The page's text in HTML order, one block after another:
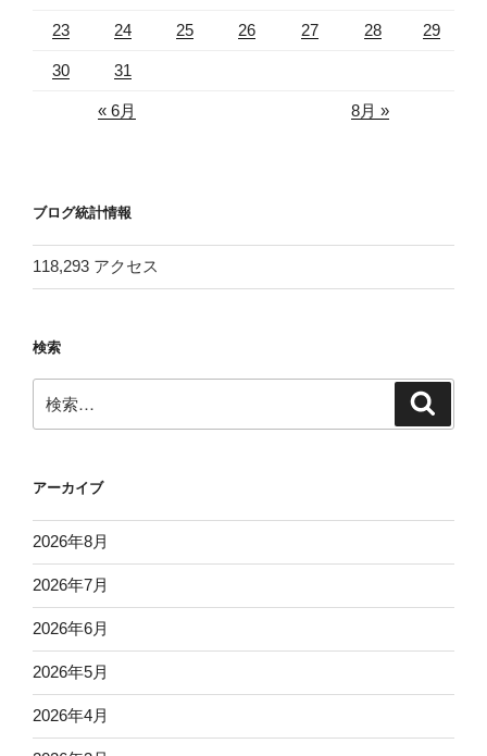
23 24 25 26 27 28 29
30 31
« 6月 8月 »
ブログ統計情報
118,293 アクセス
検索
索:
アーカイブ
2026年8月
2026年7月
2026年6月
2026年5月
2026年4月